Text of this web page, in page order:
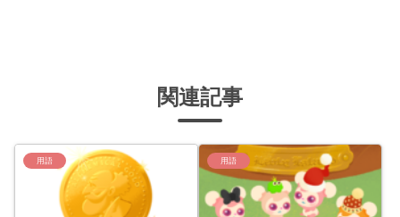
関連記事
用語 用語